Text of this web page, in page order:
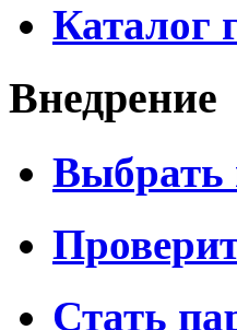
Каталог
Внедрение
Выбрать
Стать